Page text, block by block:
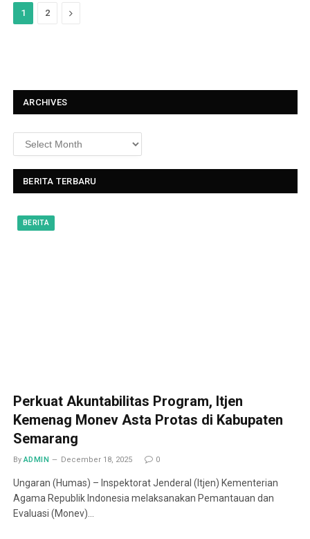
1 2
N
ARCHIVES
BERITA TERBARU
BERITA
Perkuat Akuntabilitas Program, Itjen
Kemenag Monev Asta Protas di Kabupaten
Semarang
By ADMIN December 18, 2025 0
Ungaran (Humas) – Inspektorat Jenderal (Itjen) Kementerian
Agama Republik Indonesia melaksanakan Pemantauan dan
Evaluasi (Monev)…